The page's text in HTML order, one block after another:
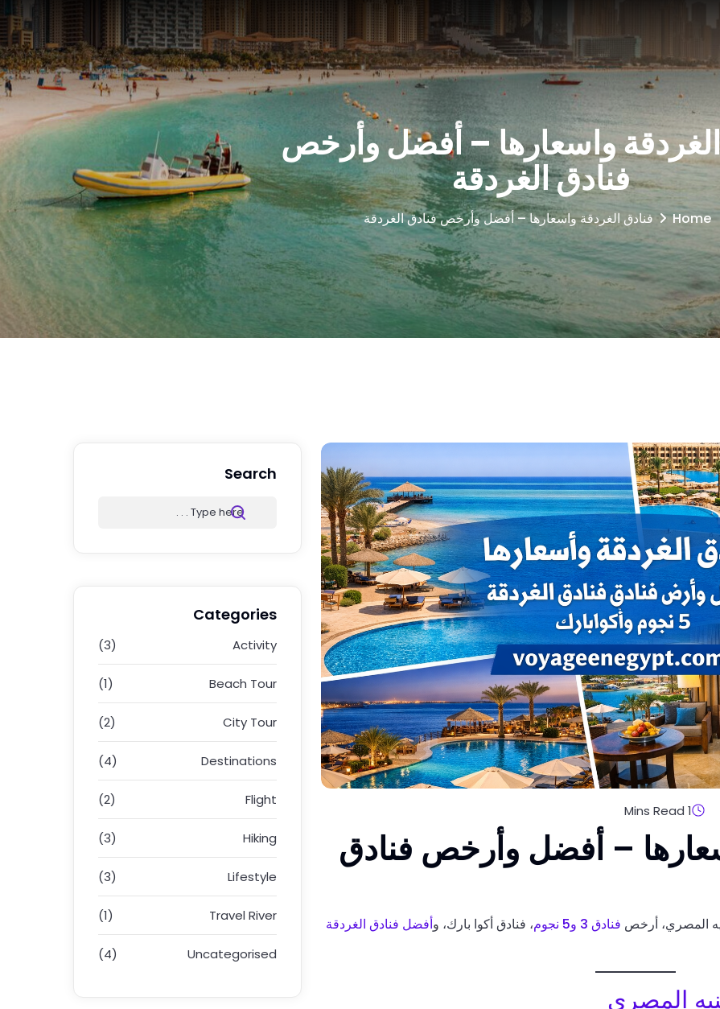
Home
Features
Pages
Blog
واسعارها – أفضل وأرخص
فنادق الغردقة
Home فنادق الغردقة واسعارها – أفضل وأرخص فنادق الغردقة
1 Mins Read
– أفضل وأرخص فنادق
المصري، أرخص فنادق 3 و5 نجوم ، فنادق أكوا بارك، وأفضل فنادق الغردقة
المصري
Search
Categories
Activity
(3)
Beach Tour
(1)
City Tour
(2)
Destinations
(4)
Flight
(2)
Hiking
(3)
Lifestyle
(3)
Travel River
(1)
Uncategorised
(4)